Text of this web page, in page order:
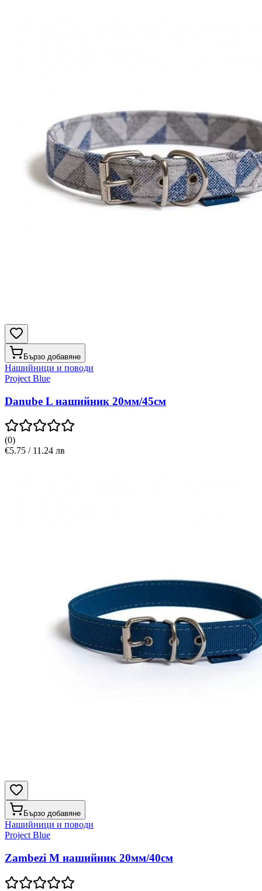
Бързо добавяне
Нашийници и поводи
Project Blue
Danube L нашийник 20мм/45см
(0)
€5.75 / 11.24 лв
Бързо добавяне
Нашийници и поводи
Project Blue
Zambezi M нашийник 20мм/40см